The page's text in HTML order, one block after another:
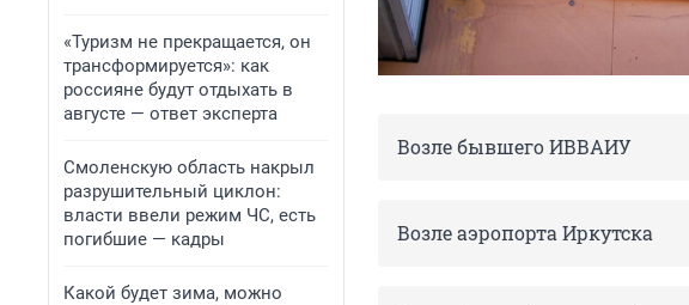
«Туризм не прекращается, он
трансформируется»: как
россияне будут отдыхать в
августе — ответ эксперта
Смоленскую область накрыл
разрушительный циклон:
власти ввели режим ЧС, есть
погибшие — кадры
Какой будет зима, можно
Возле бывшего ИВВАИУ
Возле аэропорта Иркутска